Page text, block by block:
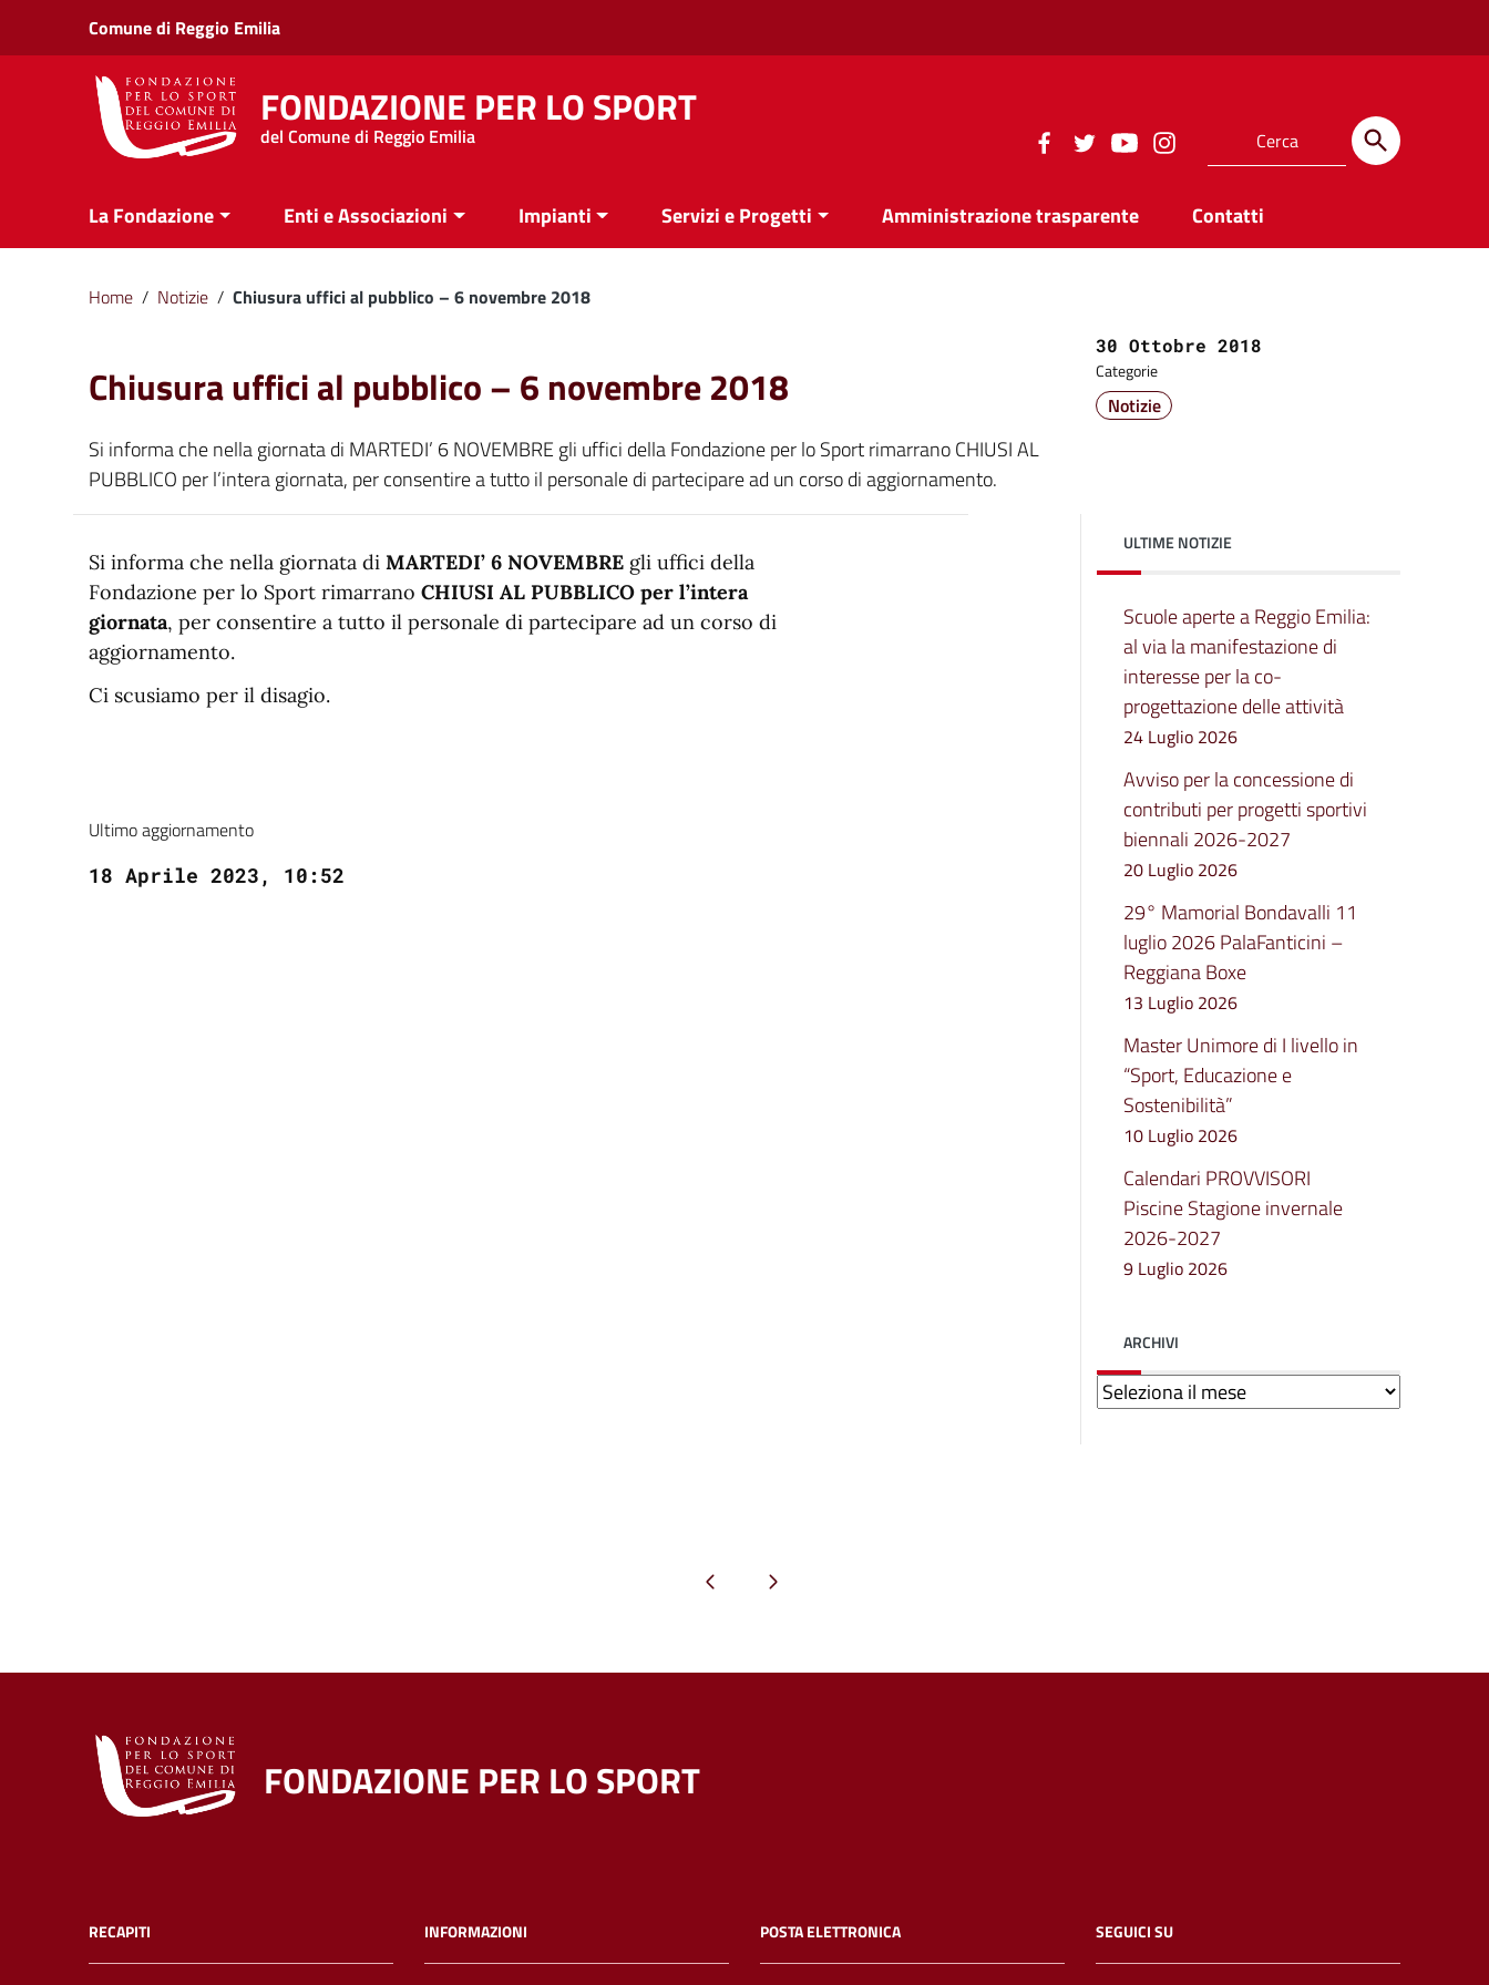
Vai ai contenuti
Vai al menu di navigazione
Vai al footer
Comune di Reggio Emilia
FONDAZIONE PER LO SPORT
del Comune di Reggio Emilia
La Fondazione Enti e Associazioni Impianti Servizi e Progetti Amministrazione trasparente Contatti
Home / Notizie / Chiusura uffici al pubblico – 6 novembre 2018
Chiusura uffici al pubblico – 6 novembre 2018
Si informa che nella giornata di MARTEDI’ 6 NOVEMBRE gli uffici della Fondazione per lo Sport rimarrano CHIUSI AL
PUBBLICO per l’intera giornata, per consentire a tutto il personale di partecipare ad un corso di aggiornamento.
Data:
30 Ottobre 2018
Categorie
Notizie
Si informa che nella giornata di MARTEDI’ 6 NOVEMBRE gli uffici della
Fondazione per lo Sport rimarrano CHIUSI AL PUBBLICO per l’intera
giornata, per consentire a tutto il personale di partecipare ad un corso di
aggiornamento.
Ci scusiamo per il disagio.
Ultimo aggiornamento
18 Aprile 2023, 10:52
ULTIME NOTIZIE
Scuole aperte a Reggio Emilia:
al via la manifestazione di
interesse per la co-
progettazione delle attività
24 Luglio 2026
Avviso per la concessione di
contributi per progetti sportivi
biennali 2026-2027
20 Luglio 2026
29° Mamorial Bondavalli 11
luglio 2026 PalaFanticini –
Reggiana Boxe
13 Luglio 2026
Master Unimore di I livello in
“Sport, Educazione e
Sostenibilità”
10 Luglio 2026
Calendari PROVVISORI
Piscine Stagione invernale
2026-2027
9 Luglio 2026
ARCHIVI
Archivi
Pagina precedentePagina successiva
FONDAZIONE PER LO SPORT
RECAPITI INFORMAZIONI POSTA ELETTRONICA SEGUICI SU